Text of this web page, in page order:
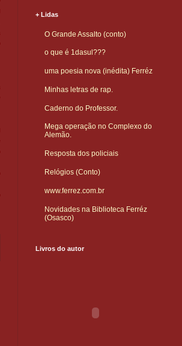
+ Lidas
O Grande Assalto (conto)
o que é 1dasul???
uma poesia nova (inédita) Ferréz
Minhas letras de rap.
Caderno do Professor.
Mega operação no Complexo do
Alemão.
Resposta dos policiais
Relógios (Conto)
www.ferrez.com.br
Novidades na Biblioteca Ferréz
(Osasco)
Livros do autor